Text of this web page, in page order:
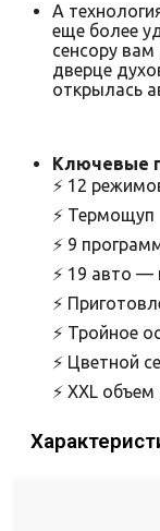
А
еще более
сенсору вам
дверце
открылась
Ключевые
⚡ 12
⚡ Термощуп
⚡ 9
⚡ 19 авто
⚡
⚡ Тройное
⚡ Цветной
⚡ XXL